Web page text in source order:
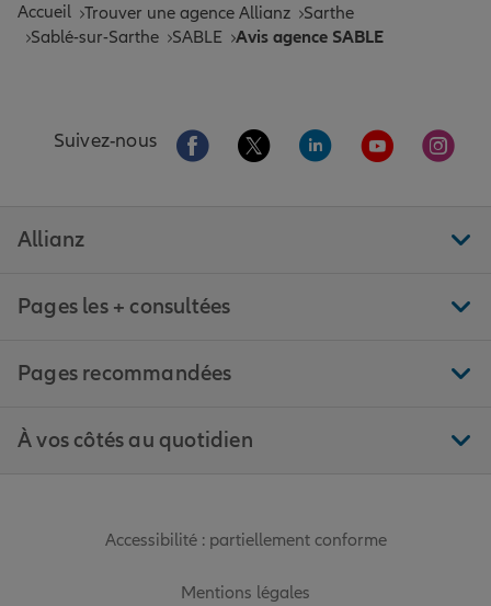
Accueil Trouver une agence Allianz
Sarthe
Sablé-sur-Sarthe
SABLE Avis agence SABLE
Suivez-nous Aller sur la page Facebook de Allianz
Aller sur la page Twitter de
Aller sur la page
Aller sur la
Aller
Allianz
Pages les + consultées
Pages recommandées
À vos côtés au quotidien
Accessibilité : partiellement conforme
Mentions légales